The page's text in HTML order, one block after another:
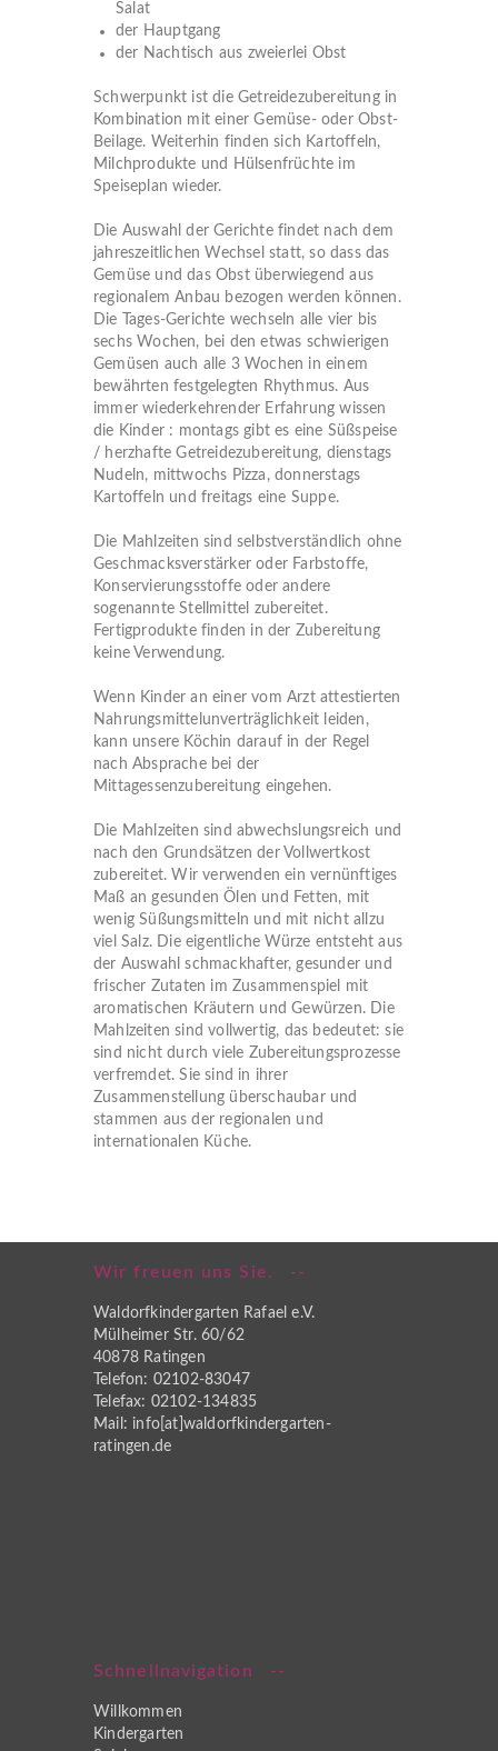
Salat
der Hauptgang
der Nachtisch aus zweierlei Obst
Schwerpunkt ist die Getreidezubereitung in
Kombination mit einer Gemüse- oder Obst-
Beilage. Weiterhin finden sich Kartoffeln,
Milchprodukte und Hülsenfrüchte im
Speiseplan wieder.
Die Auswahl der Gerichte findet nach dem
jahreszeitlichen Wechsel statt, so dass das
Gemüse und das Obst überwiegend aus
regionalem Anbau bezogen werden können.
Die Tages-Gerichte wechseln alle vier bis
sechs Wochen, bei den etwas schwierigen
Gemüsen auch alle 3 Wochen in einem
bewährten festgelegten Rhythmus. Aus
immer wiederkehrender Erfahrung wissen
die Kinder : montags gibt es eine Süßspeise
/ herzhafte Getreidezubereitung, dienstags
Nudeln, mittwochs Pizza, donnerstags
Kartoffeln und freitags eine Suppe.
Die Mahlzeiten sind selbstverständlich ohne
Geschmacksverstärker oder Farbstoffe,
Konservierungsstoffe oder andere
sogenannte Stellmittel zubereitet.
Fertigprodukte finden in der Zubereitung
keine Verwendung.
Wenn Kinder an einer vom Arzt attestierten
Nahrungsmittelunverträglichkeit leiden,
kann unsere Köchin darauf in der Regel
nach Absprache bei der
Mittagessenzubereitung eingehen.
Die Mahlzeiten sind abwechslungsreich und
nach den Grundsätzen der Vollwertkost
zubereitet. Wir verwenden ein vernünftiges
Maß an gesunden Ölen und Fetten, mit
wenig Süßungsmitteln und mit nicht allzu
viel Salz. Die eigentliche Würze entsteht aus
der Auswahl schmackhafter, gesunder und
frischer Zutaten im Zusammenspiel mit
aromatischen Kräutern und Gewürzen. Die
Mahlzeiten sind vollwertig, das bedeutet: sie
sind nicht durch viele Zubereitungsprozesse
verfremdet. Sie sind in ihrer
Zusammenstellung überschaubar und
stammen aus der regionalen und
internationalen Küche.
Wir freuen uns Sie.
Waldorfkindergarten Rafael e.V.
Mülheimer Str. 60/62
40878 Ratingen
Telefon: 02102-83047
Telefax: 02102-134835
Mail: info[at]waldorfkindergarten-
ratingen.de
Schnellnavigation
Willkommen
Kindergarten